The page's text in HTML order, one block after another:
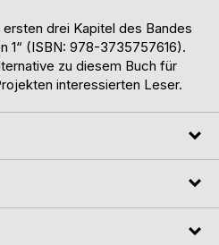
drei Kapitel des Bandes
1“ (ISBN: 978-3735757616).
zu diesem Buch für
interessierten Leser.